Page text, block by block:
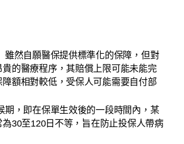
然自願醫保提供標準化的保障，但對
的醫療程序，其賠償上限可能未能完
額相對較低，受保人可能需要自付部
，即在保單生效後的一段時間內，某
30至120日不等，旨在防止投保人帶病